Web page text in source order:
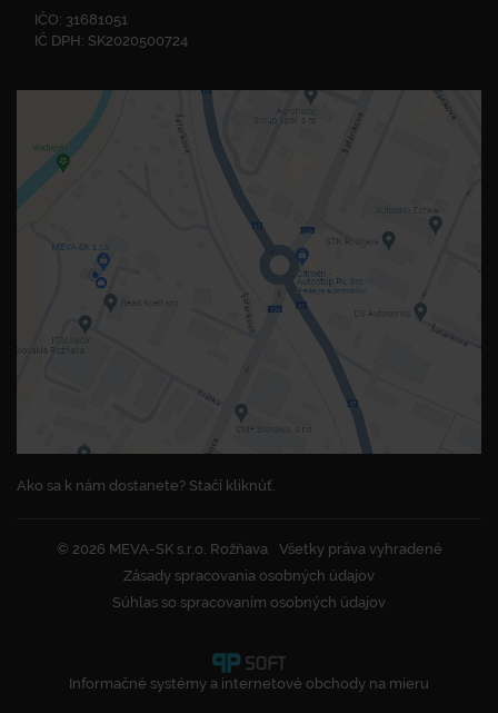
IČO: 31681051
IČ DPH: SK2020500724
Ako sa k nám dostanete? Stačí kliknúť.
© 2026 MEVA-SK s.r.o. Rožňava
Všetky práva vyhradené
Zásady spracovania osobných údajov
Súhlas so spracovaním osobných údajov
Informačné systémy a internetové obchody na mieru